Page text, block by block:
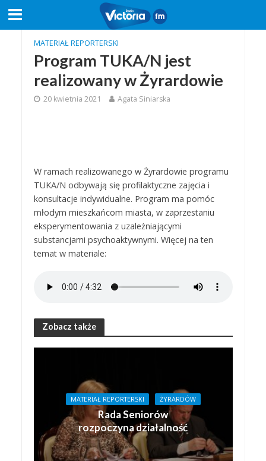
MATERIAŁ REPORTERSKI
Program TUKA/N jest
realizowany w Żyrardowie
20 kwietnia 2021 Agata Siniarska
W ramach realizowanego w Żyrardowie programu
TUKA/N odbywają się profilaktyczne zajęcia i
konsultacje indywidualne. Program ma pomóc
młodym mieszkańcom miasta, w zaprzestaniu
eksperymentowania z uzależniającymi
substancjami psychoaktywnymi. Więcej na ten
temat w materiale:
Zobacz także
MATERIAŁ REPORTERSKI ŻYRARDÓW
Rada Seniorów
rozpoczyna działalność